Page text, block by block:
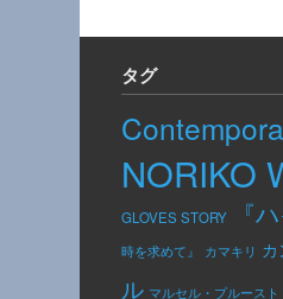
タグ
NORIKO
GLOVES STORY
『
時を求めて』
カマキリ カ
ル マルセル・プルースト